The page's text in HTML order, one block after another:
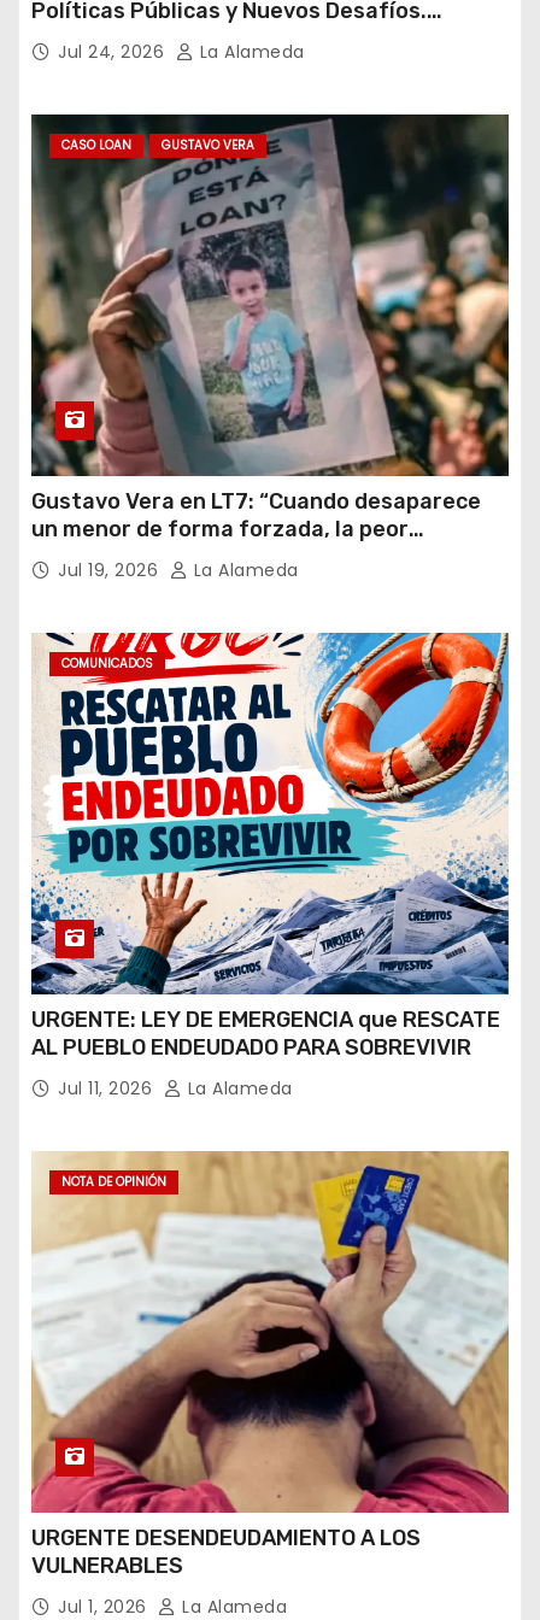
Políticas Públicas y Nuevos Desafíos.
Argentina y el Mundo – Julio 2026
Jul 24, 2026 La Alameda
CASO LOAN GUSTAVO VERA
Gustavo Vera en LT7: “Cuando desaparece
un menor de forma forzada, la peor
hipótesis es trata, y así debe seguir
caratulado el caso Loan”
Jul 19, 2026 La Alameda
COMUNICADOS
URGENTE: LEY DE EMERGENCIA que RESCATE
AL PUEBLO ENDEUDADO PARA SOBREVIVIR
Jul 11, 2026 La Alameda
NOTA DE OPINIÓN
URGENTE DESENDEUDAMIENTO A LOS
VULNERABLES
Jul 1, 2026 La Alameda